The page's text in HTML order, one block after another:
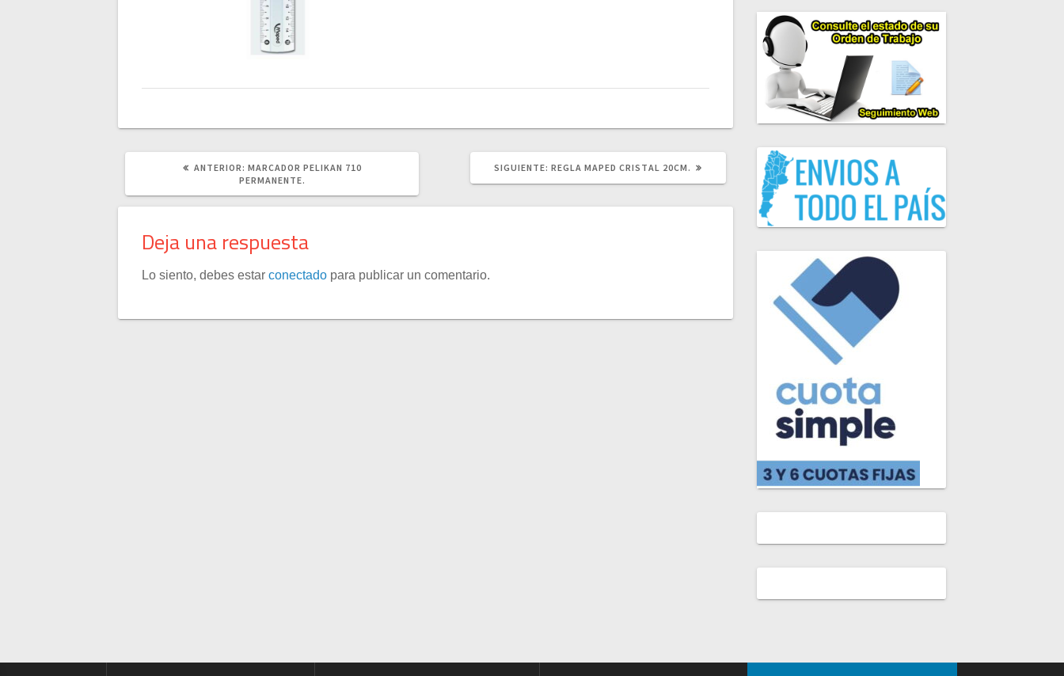
ANTERIOR: POST
ANTERIOR:
MARCADOR PELIKAN 710
PERMANENTE.
SIGUIENTE: SIGUIENTE
REGLA MAPED CRISTAL 20CM.
Deja una respuesta
Lo siento, debes estarconectado para publicar un comentario.